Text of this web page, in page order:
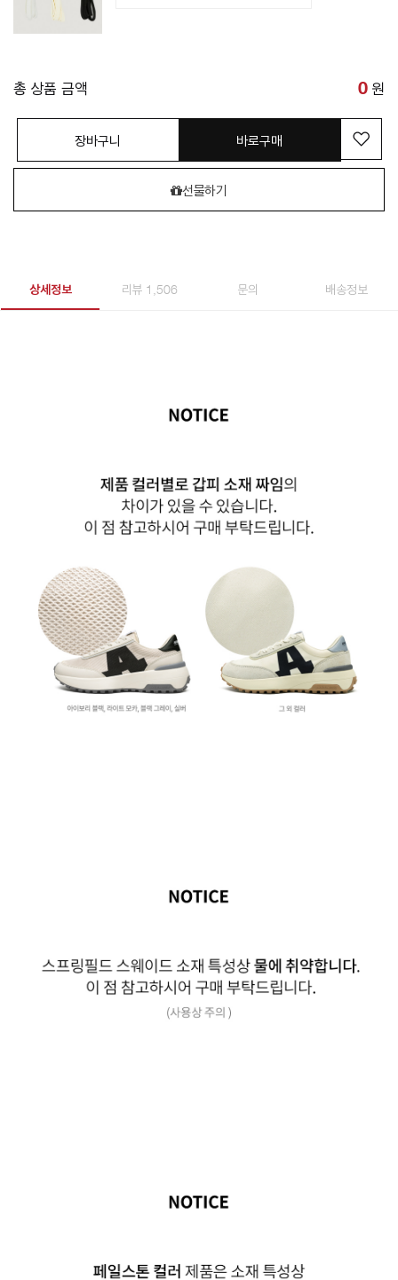
총 상품 금액 0 원
장바구니 바로구매
선물하기
상세정보 리뷰 1,506 문의 배송정보